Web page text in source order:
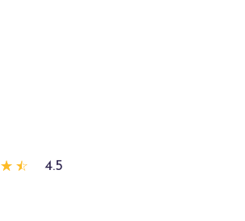
☆ ☆ 4.5